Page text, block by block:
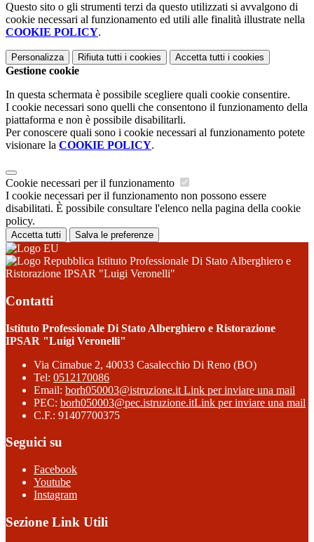
Questo sito o gli strumenti terzi da questo utilizzati si avvalgono di
cookie necessari al funzionamento ed utili alle finalità illustrate nella
COOKIE POLICY.
Personalizza Rifiuta tutti i cookies Accetta tutti i cookies
Gestione cookie
In questa schermata è possibile scegliere quali cookie consentire.
I cookie necessari sono quelli che consentono il funzionamento della
piattaforma e non è possibile disabilitarli.
Per conoscere quali sono i cookie necessari al funzionamento potete
visionare la COOKIE POLICY.
Cookie necessari per il funzionamento
I cookie necessari per il funzionamento non possono essere
disabilitati. È possibile consultare l'elenco nella pagina della cookie
policy.
Accetta tutti Salva le preferenze
Istituto Professionale Di Stato Alberghiero e
Ristorazione IPSAR "Luigi Veronelli"
Contatti
Istituto Professionale Di Stato Alberghiero e Ristorazione
IPSAR "Luigi Veronelli"
Via Cimabue 2, 40033 Casalecchio Di Reno (BO)
Tel: 0512170086
Email: borh050003@istruzione.it Link per inviare una mail
PEC: borh050003@pec.istruzione.itLink per inviare una mail
C.F.: 91407700375
Seguici su
Facebook
Youtube
Instagram
Sezione Link Utili